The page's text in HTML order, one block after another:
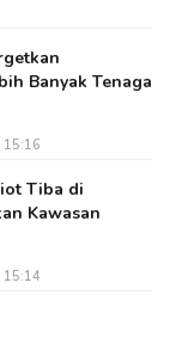
Banyak Tenaga
15:16
Tiba di
Kawasan
15:14